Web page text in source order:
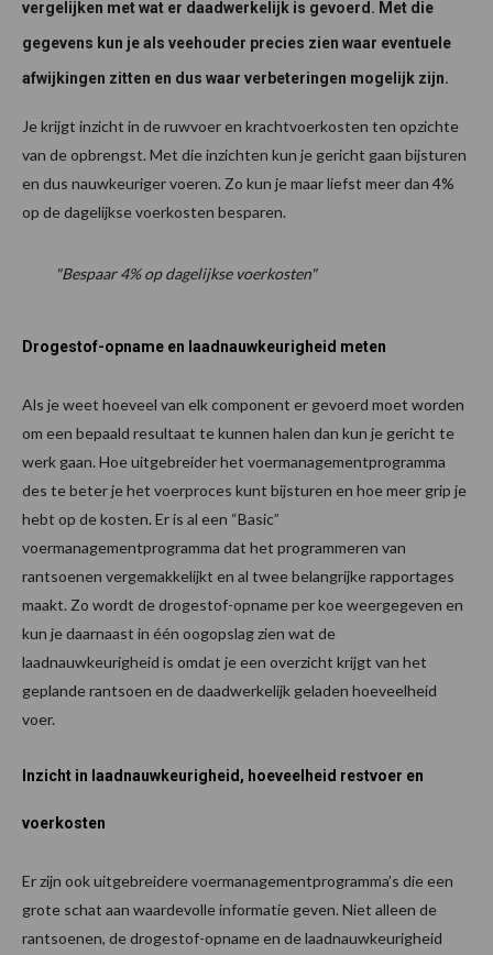
vergelijken met wat er daadwerkelijk is gevoerd. Met die
gegevens kun je als veehouder precies zien waar eventuele
afwijkingen zitten en dus waar verbeteringen mogelijk zijn.
Je krijgt inzicht in de ruwvoer en krachtvoerkosten ten opzichte
van de opbrengst. Met die inzichten kun je gericht gaan bijsturen
en dus nauwkeuriger voeren. Zo kun je maar liefst meer dan 4%
op de dagelijkse voerkosten besparen.
"Bespaar 4% op dagelijkse voerkosten"
Drogestof-opname en laadnauwkeurigheid meten
Als je weet hoeveel van elk component er gevoerd moet worden
om een bepaald resultaat te kunnen halen dan kun je gericht te
werk gaan. Hoe uitgebreider het voermanagementprogramma
des te beter je het voerproces kunt bijsturen en hoe meer grip je
hebt op de kosten. Er is al een “Basic”
voermanagementprogramma dat het programmeren van
rantsoenen vergemakkelijkt en al twee belangrijke rapportages
maakt. Zo wordt de drogestof-opname per koe weergegeven en
kun je daarnaast in één oogopslag zien wat de
laadnauwkeurigheid is omdat je een overzicht krijgt van het
geplande rantsoen en de daadwerkelijk geladen hoeveelheid
voer.
Inzicht in laadnauwkeurigheid, hoeveelheid restvoer en
voerkosten
Er zijn ook uitgebreidere voermanagementprogramma’s die een
grote schat aan waardevolle informatie geven. Niet alleen de
rantsoenen, de drogestof-opname en de laadnauwkeurigheid